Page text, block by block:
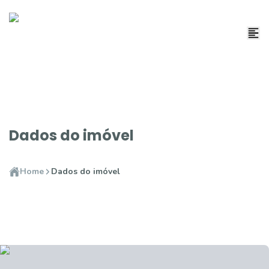
Dados do imóvel
Home Dados do imóvel